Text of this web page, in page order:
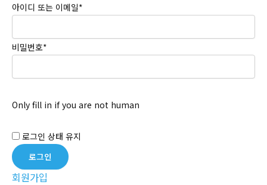
아이디 또는 이메일*
비밀번호*
Only fill in if you are not human
로그인 상태 유지
회원가입